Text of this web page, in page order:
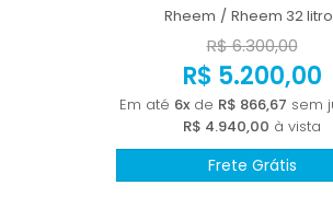
Rheem / Rheem 32
R$ 6.300,00
R$ 5.200,00
Em até 6xde R$ 866,67 sem
R$ 4.940,00 à vista
Frete Grátis